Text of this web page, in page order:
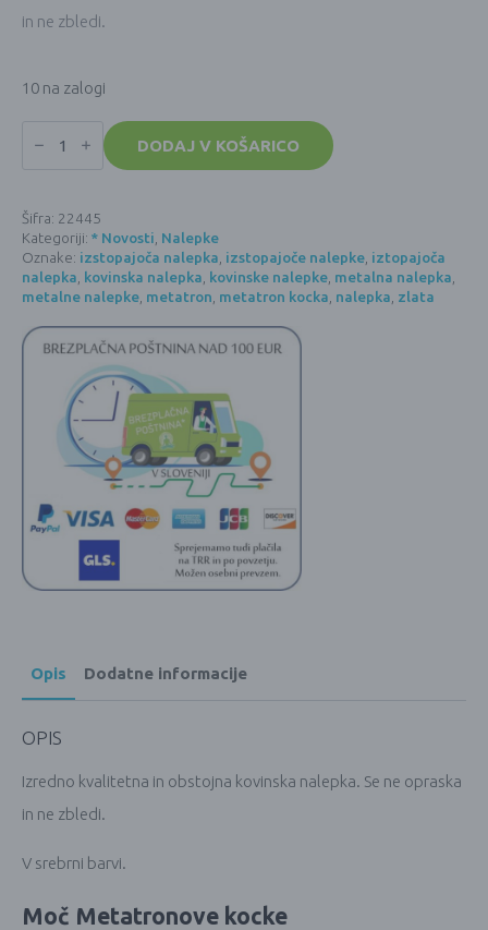
in ne zbledi.
10 na zalogi
nalepka
Metatronova
kocka
znotraj
kroga
(Srebrna
-
3
cm)
količina
DODAJ V KOŠARICO
Šifra: 22445
Kategoriji: * Novosti, Nalepke
Oznake: izstopajoča nalepka, izstopajoče nalepke, iztopajoča
nalepka, kovinska nalepka, kovinske nalepke, metalna nalepka,
metalne nalepke, metatron, metatron kocka, nalepka, zlata
Opis Dodatne informacije
OPIS
Izredno kvalitetna in obstojna kovinska nalepka. Se ne opraska
in ne zbledi.
V srebrni barvi.
Moč Metatronove kocke